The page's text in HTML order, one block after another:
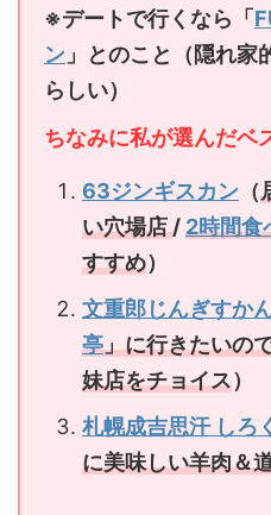
※デートで行くなら「
ン 」とのこと（隠れ家
らしい）
ちなみに私が選んだベ
63ジンギスカン （
い穴場店/2時間食
すすめ）
文重郎じんぎすか
亭」に行きたいの
妹店をチョイス）
札幌成吉思汗 しろ
に美味しい羊肉＆